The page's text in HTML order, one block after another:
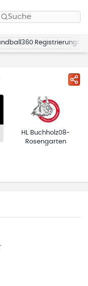
Suche
Registrierung
HL Buchholz08-
Rosengarten